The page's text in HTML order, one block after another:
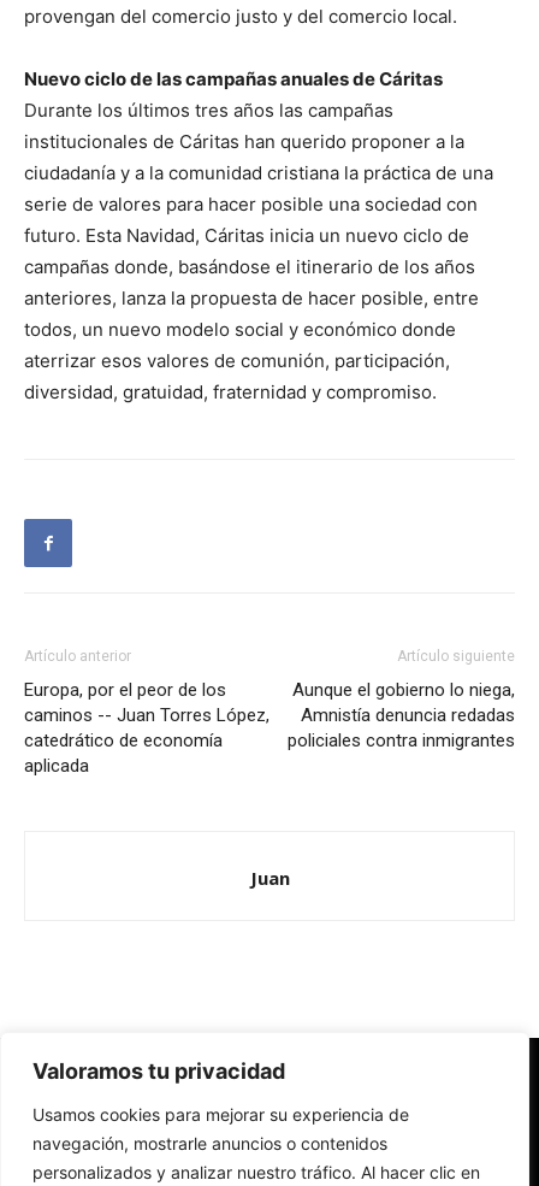
Valoramos tu privacidad
Usamos cookies para mejorar su experiencia de
navegación, mostrarle anuncios o contenidos
personalizados y analizar nuestro tráfico. Al hacer clic en
provengan del comercio justo y del comercio local.
Nuevo ciclo de las campañas anuales de Cáritas
Durante los últimos tres años las campañas
institucionales de Cáritas han querido proponer a la
ciudadanía y a la comunidad cristiana la práctica de una
serie de valores para hacer posible una sociedad con
futuro. Esta Navidad, Cáritas inicia un nuevo ciclo de
campañas donde, basándose el itinerario de los años
anteriores, lanza la propuesta de hacer posible, entre
todos, un nuevo modelo social y económico donde
aterrizar esos valores de comunión, participación,
diversidad, gratuidad, fraternidad y compromiso.
Artículo anterior
Europa, por el peor de los
caminos -- Juan Torres López,
catedrático de economía
aplicada
Artículo siguiente
Aunque el gobierno lo niega,
Amnistía denuncia redadas
policiales contra inmigrantes
Juan
Redes Cristianas
Una mirada alternativa sobre la Iglesia católica y la sociedad
- Colectivos de Redes Cristianas